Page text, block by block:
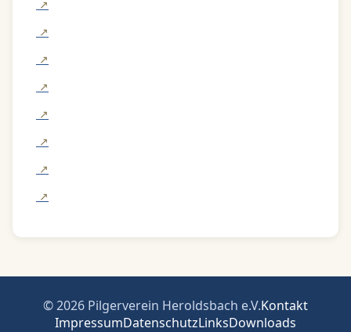
© 2026 Pilgerverein Heroldsbach e.V.Kontakt
ImpressumDatenschutzLinksDownloads